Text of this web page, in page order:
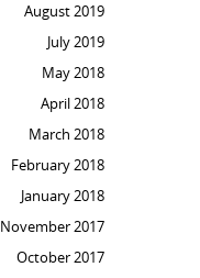
August 2019
July 2019
May 2018
April 2018
March 2018
February 2018
January 2018
November 2017
October 2017